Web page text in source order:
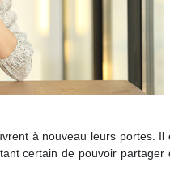
à nouveau leurs portes.
certain de pouvoir